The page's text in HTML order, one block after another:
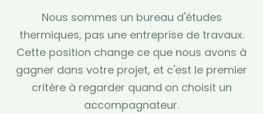
Nous sommes un bureau d'études
thermiques, pas une entreprise de travaux.
Cette position change ce que nous avons à
gagner dans votre projet, et c'est le premier
critère à regarder quand on choisit un
accompagnateur.